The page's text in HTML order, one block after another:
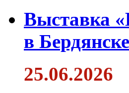
Выставка
в Бердянске
25.06.2026